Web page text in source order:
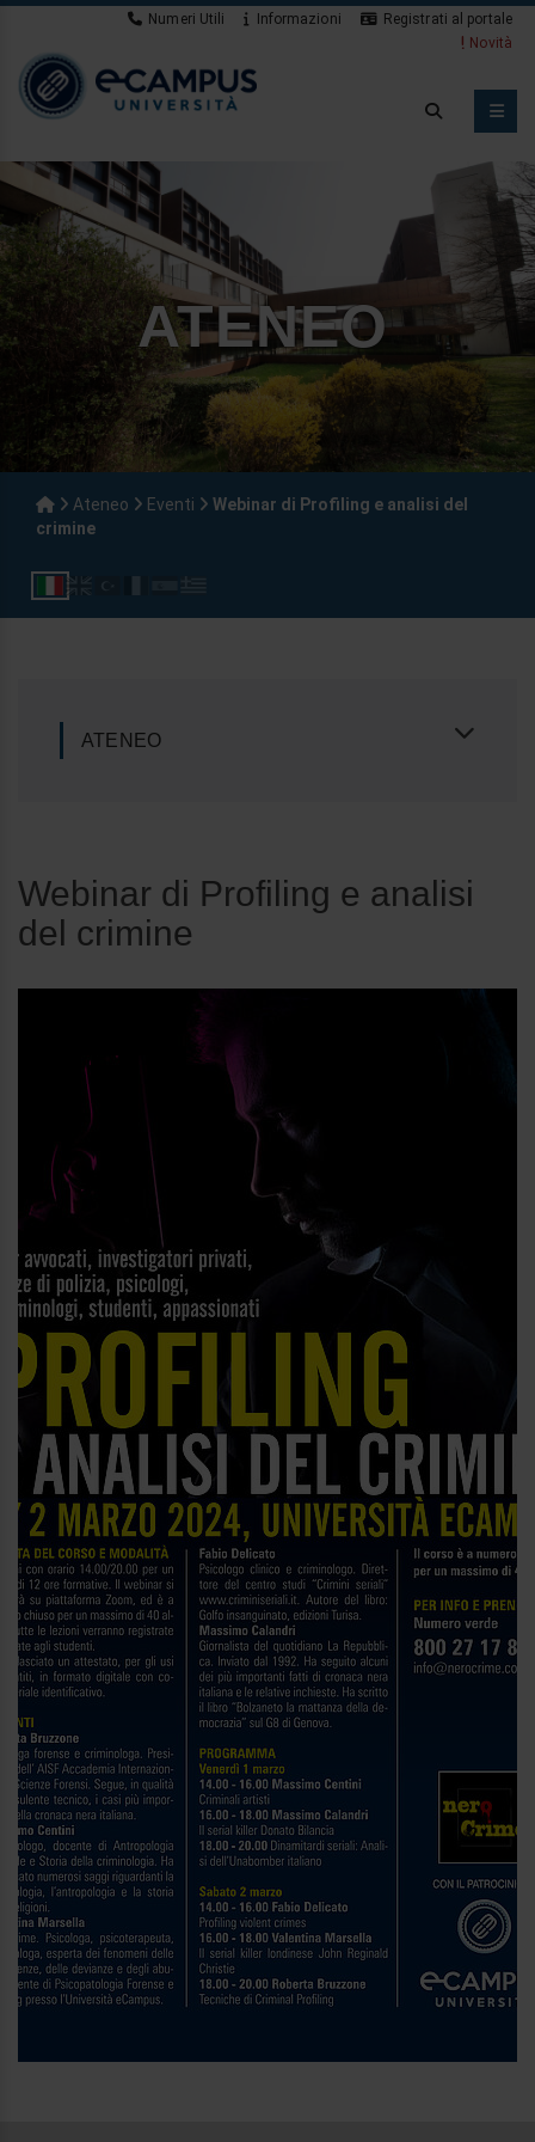
Numeri Utili Informazioni
Registrati al portale
Novità
ATENEO
Ateneo Eventi
Webinar di Profiling e analisi del
crimine
ATENEO
Webinar di Profiling e analisi
del crimine